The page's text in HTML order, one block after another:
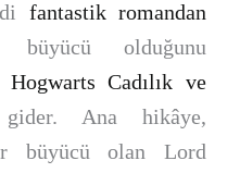
fantastik romandan
olduğunu
Hogwarts Cadılık ve
Ana hikâye,
büyücü olan Lord